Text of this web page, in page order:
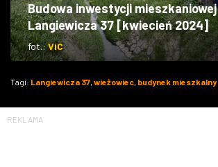
Budowa inwestycji mieszkaniowej
Langiewicza 37 [kwiecień 2024]
fot.:ViC
Tagi: Langiewicza 37, wieżowiec, budynek mieszkalny
REKLAMA